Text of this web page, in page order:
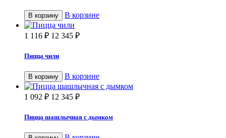
В корзину В корзине
1 116 ₽ 12 345 ₽
Пицца чили
В корзину В корзине
1 092 ₽ 12 345 ₽
Пицца шашлычная с дымком